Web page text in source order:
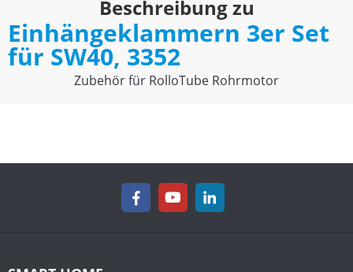
Beschreibung zu
Einhängeklammern 3er Set
für SW40, 3352
Zubehör für RolloTube Rohrmotor